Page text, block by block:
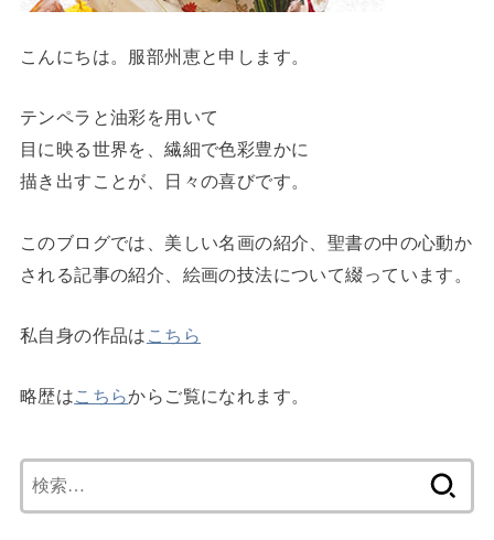
こんにちは。服部州恵と申します。
テンペラと油彩を用いて
目に映る世界を、繊細で色彩豊かに
描き出すことが、日々の喜びです。
このブログでは、美しい名画の紹介、聖書の中の心動か
される記事の紹介、絵画の技法について綴っています。
私自身の作品は こちら
略歴はこちらからご覧になれます。
索: